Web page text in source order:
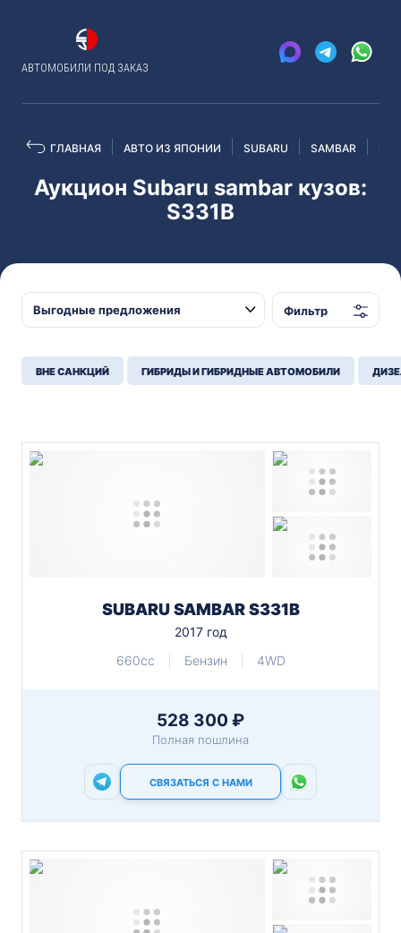
АВТОМОБИЛИ ПОД ЗАКАЗ
ГЛАВНАЯ АВТО ИЗ ЯПОНИИ SUBARU SAMBAR
Аукцион Subaru sambar кузов:
S331B
Фильтр
ВНЕ САНКЦИЙ ГИБРИДЫ И ГИБРИДНЫЕ АВТОМОБИЛИ
SUBARU SAMBAR S331B
2017 год
660cc
Бензин 4WD
528 300 ₽
Полная пошлина
СВЯЗАТЬСЯ С НАМИ